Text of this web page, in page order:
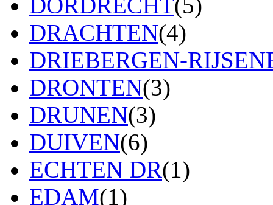
DRACHTEN(4)
DRIEBERGEN-
DRONTEN(3)
DRUNEN(3)
DUIVEN(6)
ECHTEN DR(1)
EDAM(1)